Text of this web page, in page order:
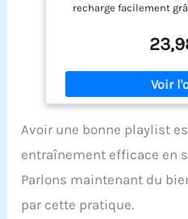
recharge facilement
trouve sur votre ou PC.
de capacités de
à chacun votre
d'étanchéité IPX8, même
pas à vous inquiéter
suffit de charger un MP3
de 3
Avoir une bonne playlist
entraînement efficace en
Parlons maintenant du
par cette pratique.